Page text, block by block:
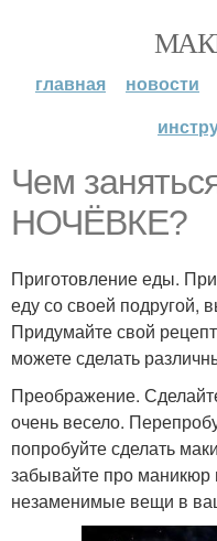
главная новости
Чем
НОЧЁВКЕ?
Приготовление еды.
еду со своей подругой,
Придумайте свой
можете сделать
Преображение.
очень весело.
попробуйте сделать
забывайте про маникюр
незаменимые вещи в